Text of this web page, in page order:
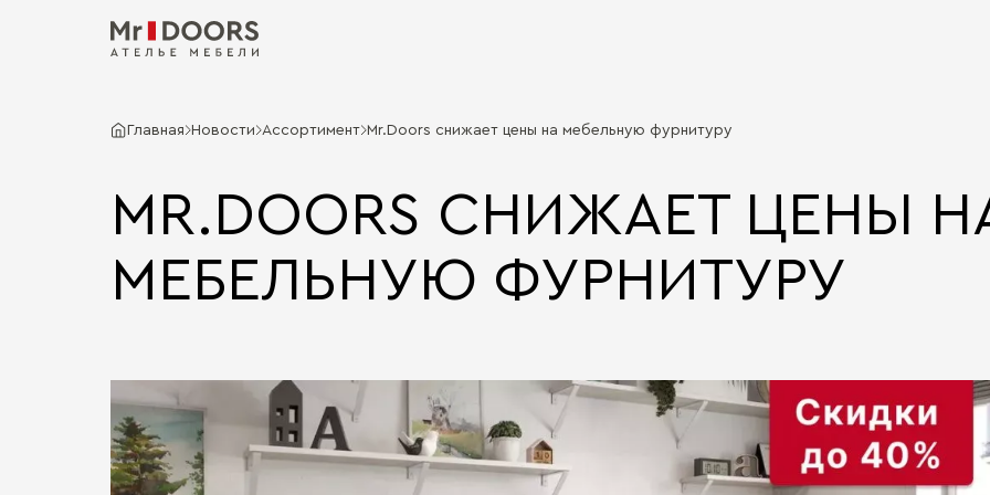
Главная Новости Ассортимент Mr.Doors снижает цены на мебельную фурнитуру
MR.DOORS СНИЖАЕТ ЦЕНЫ
МЕБЕЛЬНУЮ ФУРНИТУРУ